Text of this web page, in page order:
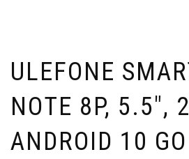
ULEFONE
NOTE 8P, 5.5″,
ANDROID 10